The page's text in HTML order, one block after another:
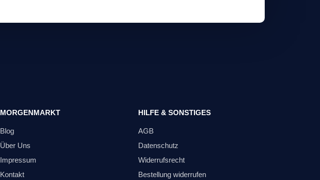
MORGENMARKT
Blog
Über Uns
Impressum
Kontakt
HILFE & SONSTIGES
AGB
Datenschutz
Widerrufsrecht
Bestellung widerrufen